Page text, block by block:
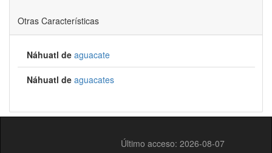
Otras Características
Náhuatl de aguacate
Náhuatl de aguacates
Último acceso: 2026-08-07